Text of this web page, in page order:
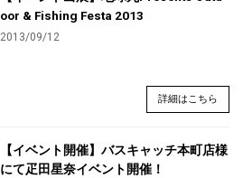
oor & Fishing Festa 2013
2013/09/12
詳細はこちら
【イベント開催】バスキャッチ本町店様
にて疋田星奈イベント開催！